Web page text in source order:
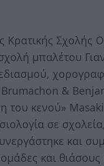
Σχολής
μπαλέτου
&
του κενού»
σε
και
και